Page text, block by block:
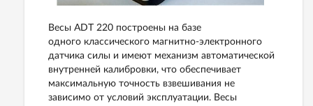
Весы ADT 220 построены на базе
одного классического магнитно-электронного
датчика силы и имеют механизм автоматической
внутренней калибровки, что обеспечивает
максимальную точность взвешивания не
зависимо от условий эксплуатации. Весы